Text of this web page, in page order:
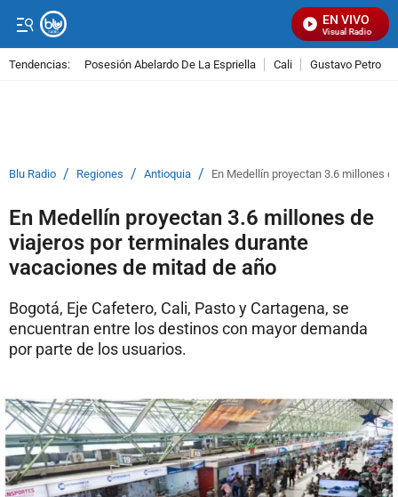
EN VIVO
Señal Visual Radio
Tendencias: Posesión Abelardo De La Espriella Cali Gustavo Petro
Blu Radio / Regiones / Antioquia / En Medellín proyectan 3.6 millones
En Medellín proyectan 3.6 millones de
viajeros por terminales durante
vacaciones de mitad de año
Bogotá, Eje Cafetero, Cali, Pasto y Cartagena, se
encuentran entre los destinos con mayor demanda
por parte de los usuarios.